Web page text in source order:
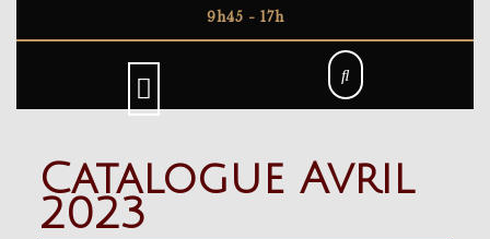
9h45 - 17h
Catalogue Avril
2023